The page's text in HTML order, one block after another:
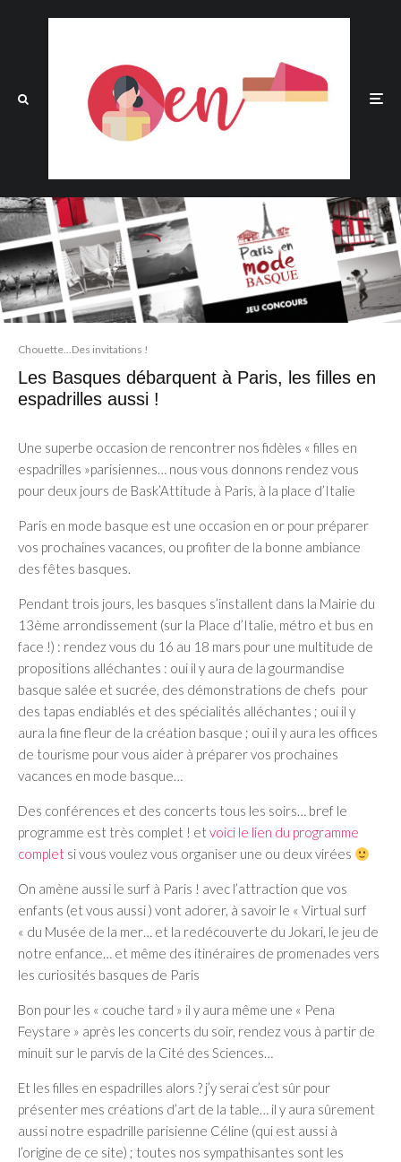
Chouette...Des invitations !
Les Basques débarquent à Paris, les filles en
espadrilles aussi !
Une superbe occasion de rencontrer nos fidèles « filles en
espadrilles »parisiennes… nous vous donnons rendez vous
pour deux jours de Bask’Attitude à Paris, à la place d’Italie
Paris en mode basque est une occasion en or pour préparer
vos prochaines vacances, ou profiter de la bonne ambiance
des fêtes basques.
Pendant trois jours, les basques s’installent dans la Mairie du
13ème arrondissement (sur la Place d’Italie, métro et bus en
face !) : rendez vous du 16 au 18 mars pour une multitude de
propositions alléchantes : oui il y aura de la gourmandise
basque salée et sucrée, des démonstrations de chefs pour
des tapas endiablés et des spécialités alléchantes ; oui il y
aura la fine fleur de la création basque ; oui il y aura les offices
de tourisme pour vous aider à préparer vos prochaines
vacances en mode basque…
Des conférences et des concerts tous les soirs… bref le
programme est très complet ! et voici le lien du programme
complet si vous voulez vous organiser une ou deux virées
On amène aussi le surf à Paris ! avec l’attraction que vos
enfants (et vous aussi ) vont adorer, à savoir le « Virtual surf
« du Musée de la mer… et la redécouverte du Jokari, le jeu de
notre enfance… et même des itinéraires de promenades vers
les curiosités basques de Paris
Bon pour les « couche tard » il y aura même une « Pena
Feystare » après les concerts du soir, rendez vous à partir de
minuit sur le parvis de la Cité des Sciences…
Et les filles en espadrilles alors ? j’y serai c’est sûr pour
présenter mes créations d’art de la table… il y aura sûrement
aussi notre espadrille parisienne Céline (qui est aussi à
l’origine de ce site) ; toutes nos sympathisantes sont les